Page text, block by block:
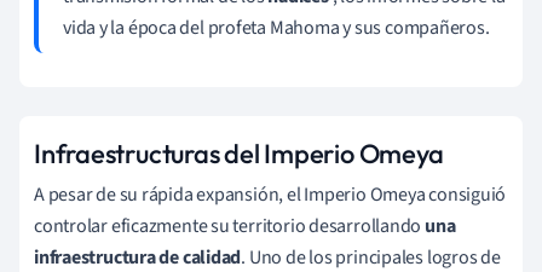
vida y la época del profeta Mahoma y sus compañeros.
Infraestructuras del Imperio Omeya
A pesar de su rápida expansión, el Imperio Omeya consiguió
controlar eficazmente su territorio desarrollando una
infraestructura de calidad. Uno de los principales logros de